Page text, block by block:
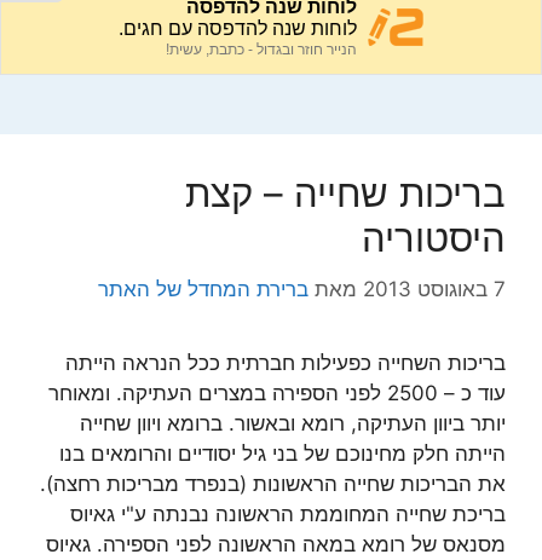
בריכות שחייה – קצת
היסטוריה
7 באוגוסט 2013 מאת ברירת המחדל של האתר
בריכות השחייה כפעילות חברתית ככל הנראה הייתה
עוד כ – 2500 לפני הספירה במצרים העתיקה. ומאוחר
יותר ביוון העתיקה, רומא ובאשור. ברומא ויוון שחייה
הייתה חלק מחינוכם של בני גיל יסודיים והרומאים בנו
את הבריכות שחייה הראשונות (בנפרד מבריכות רחצה).
בריכת שחייה המחוממת הראשונה נבנתה ע"י גאיוס
מסנאס של רומא במאה הראשונה לפני הספירה. גאיוס